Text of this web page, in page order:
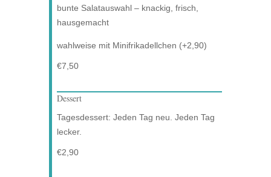
bunte Salatauswahl – knackig, frisch,
hausgemacht
wahlweise mit Minifrikadellchen (+2,90)
€7,50
Dessert
Tagesdessert: Jeden Tag neu. Jeden Tag
lecker.
€2,90